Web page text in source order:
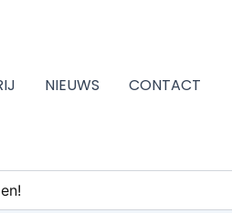
NIEUWS CONTACT